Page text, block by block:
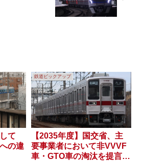
て
の違
鉄道ピックアップ
【2035年度】国交省、主
要事業者において非VVVF
車・GTO車の淘汰を提言